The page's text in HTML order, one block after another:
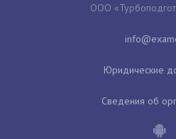
ООО
Юридические
Сведения об